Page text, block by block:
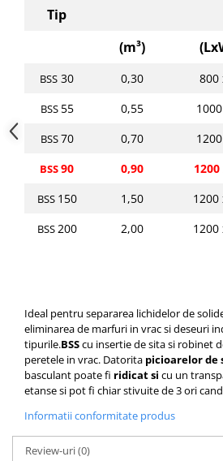
Tip
(m³)
BSS 30 0,30
BSS 55 0,55
BSS70 0,70
BSS90 0,90
BSS 150 1,50 1200
BSS200 2,00 1200
Ideal pentru separarea lichidelor de
eliminarea de marfuri in vrac si deseuri
tipurile.BSScu insertie de sita si robinet
peretele in vrac. Datorita picioarelor de
basculant poate fi ridicat si cu un
etanse si pot fi chiar stivuite de 3 ori
Informatii conformitate produs
Review-uri(0)